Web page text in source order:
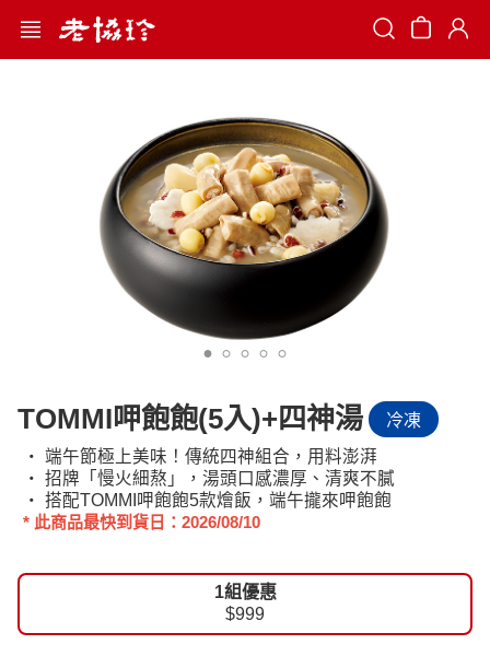
Search
TOMMI呷飽飽(5入)+四神湯
冷凍
‧ 端午節極上美味！傳統四神組合，用料澎湃
‧ 招牌「慢火細熬」，湯頭口感濃厚、清爽不膩
‧ 搭配TOMMI呷飽飽5款燴飯，端午攏來呷飽飽
* 此商品最快到貨日：2026/08/10
1組優惠
$999